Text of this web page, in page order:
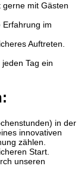
mit Gästen
Erfahrung im
Auftreten.
Tag ein
in der
innovativen
zählen.
Start.
unseren